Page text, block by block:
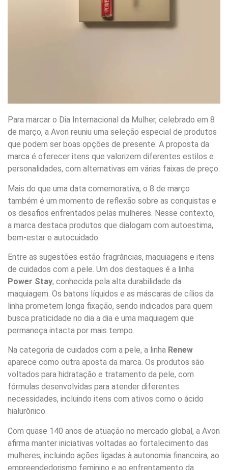
Para marcar o Dia Internacional da Mulher, celebrado em 8
de março, a Avon reuniu uma seleção especial de produtos
que podem ser boas opções de presente. A proposta da
marca é oferecer itens que valorizem diferentes estilos e
personalidades, com alternativas em várias faixas de preço.
Mais do que uma data comemorativa, o 8 de março
também é um momento de reflexão sobre as conquistas e
os desafios enfrentados pelas mulheres. Nesse contexto,
a marca destaca produtos que dialogam com autoestima,
bem-estar e autocuidado.
Entre as sugestões estão fragrâncias, maquiagens e itens
de cuidados com a pele. Um dos destaques é a linha
Power Stay, conhecida pela alta durabilidade da
maquiagem. Os batons líquidos e as máscaras de cílios da
linha prometem longa fixação, sendo indicados para quem
busca praticidade no dia a dia e uma maquiagem que
permaneça intacta por mais tempo.
Na categoria de cuidados com a pele, a linha Renew
aparece como outra aposta da marca. Os produtos são
voltados para hidratação e tratamento da pele, com
fórmulas desenvolvidas para atender diferentes
necessidades, incluindo itens com ativos como o ácido
hialurônico.
Com quase 140 anos de atuação no mercado global, a Avon
afirma manter iniciativas voltadas ao fortalecimento das
mulheres, incluindo ações ligadas à autonomia financeira, ao
empreendedorismo feminino e ao enfrentamento da